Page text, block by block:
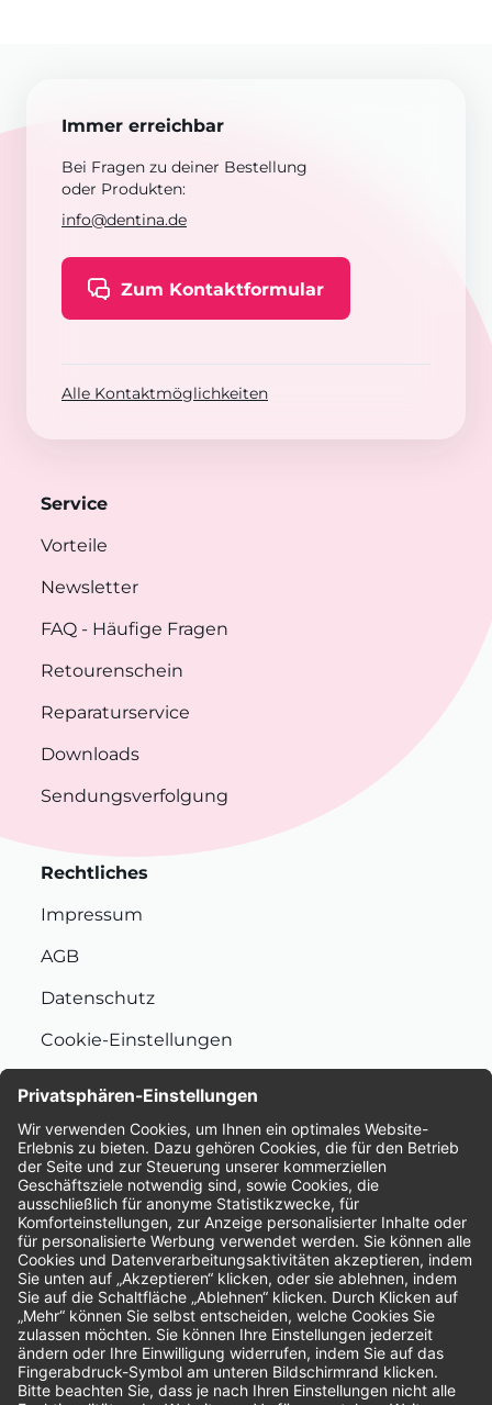
Immer erreichbar
Bei Fragen zu deiner Bestellung
oder Produkten:
info@dentina.de
Zum Kontaktformular
Alle Kontaktmöglichkeiten
Service
Vorteile
Newsletter
FAQ - Häufige Fragen
Retourenschein
Reparaturservice
Downloads
Sendungsverfolgung
Rechtliches
Impressum
AGB
Datenschutz
Cookie-Einstellungen
Bewertungen